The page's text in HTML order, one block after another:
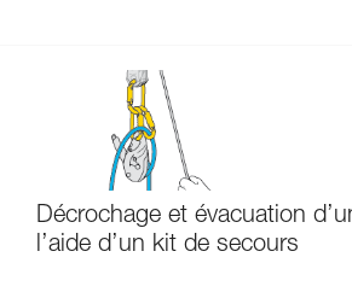
Décrochage et évacuation
l’aide d’un kit de secours